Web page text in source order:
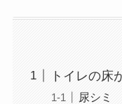
トイレの床
尿シミ